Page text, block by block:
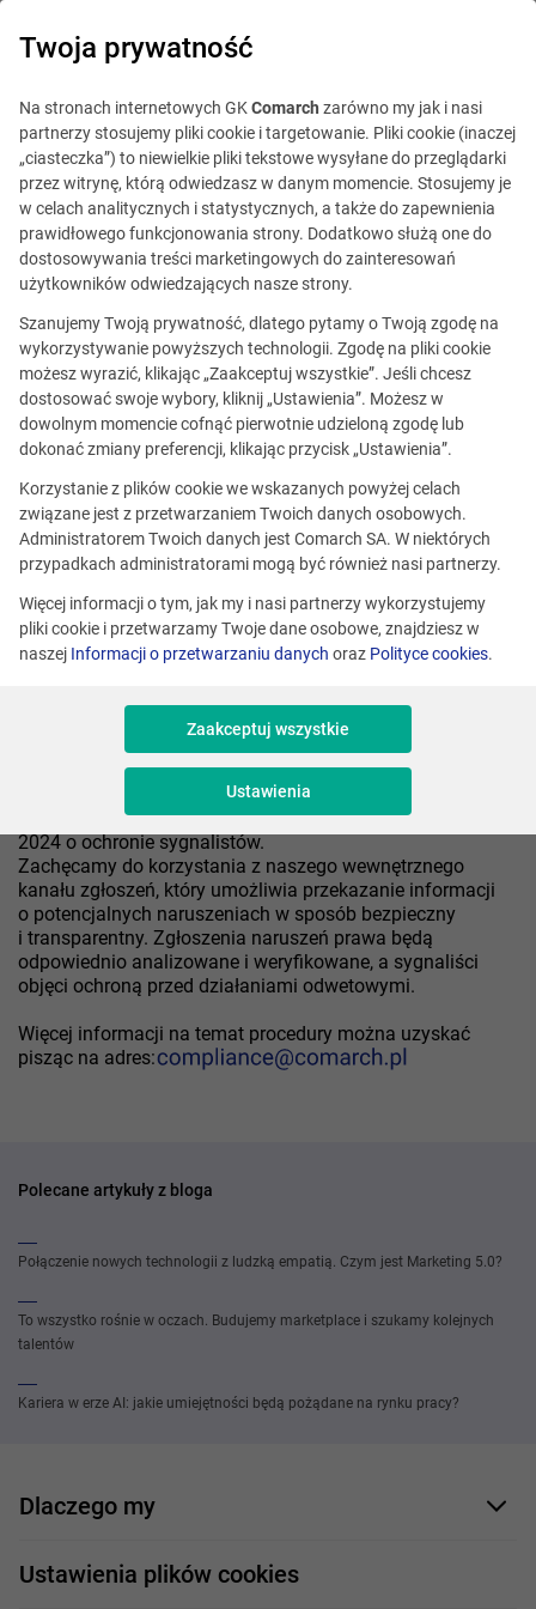
Wewnętrzna procedura
zgłaszania naruszeń prawa
Comarch SA wdrożyła Wewnętrzną procedurę zgłaszania
naruszeń prawa zgodną z ustawą z dnia 14 czerwca
2024 o ochronie sygnalistów.
Zachęcamy do korzystania z naszego wewnętrznego
kanału zgłoszeń, który umożliwia przekazanie informacji
o potencjalnych naruszeniach w sposób bezpieczny
i transparentny. Zgłoszenia naruszeń prawa będą
odpowiednio analizowane i weryfikowane, a sygnaliści
objęci ochroną przed działaniami odwetowymi.
Więcej informacji na temat procedury można uzyskać
pisząc na adres:
Polecane artykuły z bloga
Połączenie nowych technologii z ludzką empatią. Czym jest Marketing 5.0?
To wszystko rośnie w oczach. Budujemy marketplace i szukamy kolejnych
talentów
Kariera w erze AI: jakie umiejętności będą pożądane na rynku pracy?
Dlaczego my
Nasi pracownicy
Ustawienia plików cookies
Twoja prywatność
Na stronach internetowych GKComarch zarówno my jak i nasi
partnerzy stosujemy pliki cookie i targetowanie. Pliki cookie (inaczej
„ciasteczka”) to niewielkie pliki tekstowe wysyłane do przeglądarki
przez witrynę, którą odwiedzasz w danym momencie. Stosujemy je
w celach analitycznych i statystycznych, a także do zapewnienia
prawidłowego funkcjonowania strony. Dodatkowo służą one do
dostosowywania treści marketingowych do zainteresowań
użytkowników odwiedzających nasze strony.
Szanujemy Twoją prywatność, dlatego pytamy o Twoją zgodę na
wykorzystywanie powyższych technologii. Zgodę na pliki cookie
możesz wyrazić, klikając „Zaakceptuj wszystkie”. Jeśli chcesz
dostosować swoje wybory, kliknij „Ustawienia”. Możesz w
dowolnym momencie cofnąć pierwotnie udzieloną zgodę lub
dokonać zmiany preferencji, klikając przycisk „Ustawienia”.
Korzystanie z plików cookie we wskazanych powyżej celach
związane jest z przetwarzaniem Twoich danych osobowych.
Administratorem Twoich danych jest Comarch SA. W niektórych
przypadkach administratorami mogą być również nasi partnerzy.
Więcej informacji o tym, jak my i nasi partnerzy wykorzystujemy
pliki cookie i przetwarzamy Twoje dane osobowe, znajdziesz w
naszej Informacji o przetwarzaniu danych oraz Polityce cookies.
Zaakceptuj wszystkie
Ustawienia